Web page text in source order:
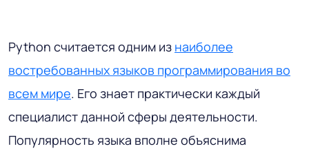
Python считается одним из наиболее
востребованных языков программирования во
всем мире. Его знает практически каждый
специалист данной сферы деятельности.
Популярность языка вполне объяснима